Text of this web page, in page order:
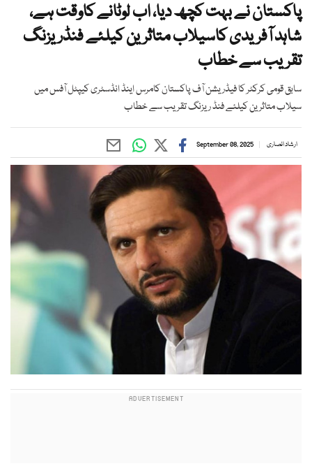
پاکستان نے بہت کچھ دیا، اب لوٹانے کاوقت ہے،
شاہد آفریدی کاسیلاب متاثرین کیلئے فنڈریزنگ
تقریب سے خطاب
سابق قومی کرکٹر کا فیڈریشن آف پاکستان کامرس اینڈ انڈسٹری کیپٹل آفس میں
سیلاب متاثرین کیلئے فنڈ ریزنگ تقریب سے خطاب
ارشاد انصاری September 08, 2025